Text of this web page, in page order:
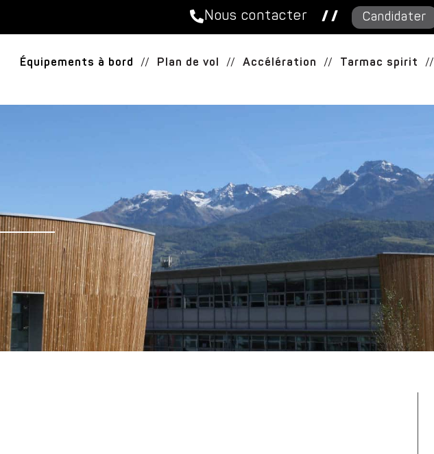
Nous contacter / / Candidater
Équipements à bord // Plan de vol // Accélération // Tarmac spirit //